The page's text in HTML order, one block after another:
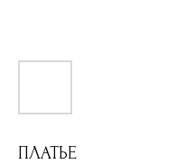
ПЛАТЬЕ